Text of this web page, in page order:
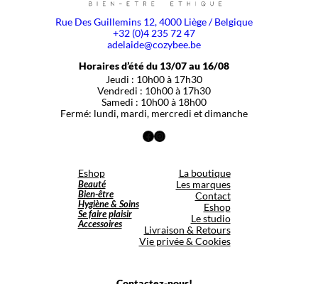
Rue Des Guillemins 12, 4000 Liège / Belgique
+32 (0)4 235 72 47
adelaide@cozybee.be
Horaires d’été du 13/07 au 16/08
Jeudi : 10h00 à 17h30
Vendredi : 10h00 à 17h30
Samedi : 10h00 à 18h00
Fermé: lundi, mardi, mercredi et dimanche
Facebook
Instagram
Eshop
Beauté
Bien-être
Hygiène & Soins
Se faire plaisir
Accessoires
La boutique
Les marques
Contact
Eshop
Le studio
Livraison & Retours
Vie privée & Cookies